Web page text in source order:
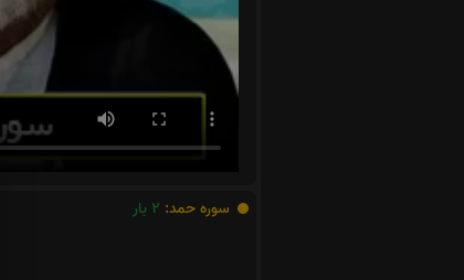
سوره حمد: 2 بار